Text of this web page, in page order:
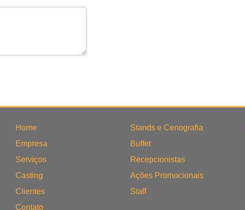
Home
Empresa
Serviços
Casting
Clientes
Contato
Stands e Cenografia
Buffet
Recepcionistas
Ações Promocionais
Staff